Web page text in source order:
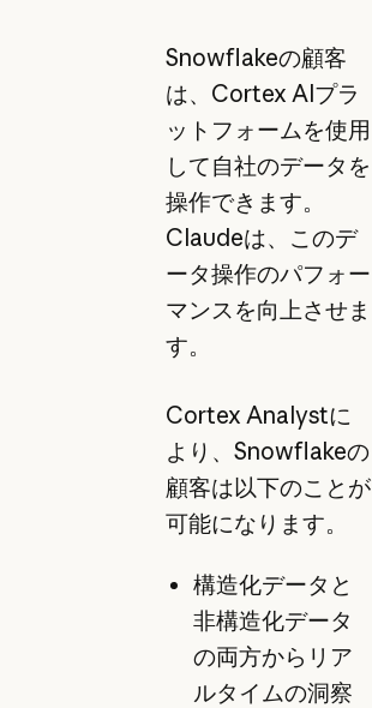
Snowflakeの顧客
は、Cortex AIプラ
ットフォームを使用
して自社のデータを
操作できます。
Claudeは、このデ
ータ操作のパフォー
マンスを向上させま
す。
Cortex Analystに
より、Snowflakeの
顧客は以下のことが
可能になります。
構造化データと
非構造化データ
の両方からリア
ルタイムの洞察